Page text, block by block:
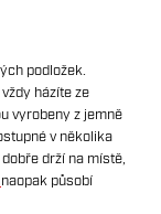
podložek.
házíte ze
vyrobeny z jemně
v několika
dobře drží na místě,
naopak působí